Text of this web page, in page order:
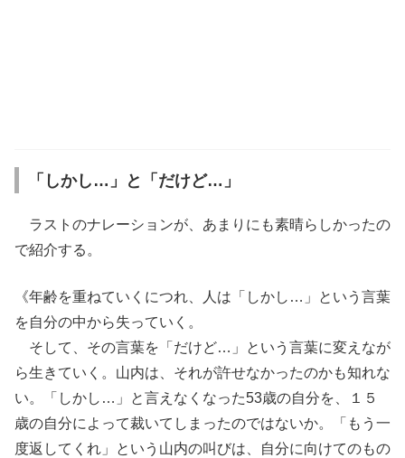
「しかし…」と「だけど…」
ラストのナレーションが、あまりにも素晴らしかったの
で紹介する。
《年齢を重ねていくにつれ、人は「しかし…」という言葉
を自分の中から失っていく。
そして、その言葉を「だけど…」という言葉に変えなが
ら生きていく。山内は、それが許せなかったのかも知れな
い。「しかし…」と言えなくなった53歳の自分を、１５
歳の自分によって裁いてしまったのではないか。「もう一
度返してくれ」という山内の叫びは、自分に向けてのもの